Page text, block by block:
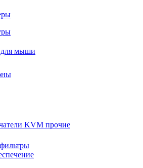
мыши
KVM прочие